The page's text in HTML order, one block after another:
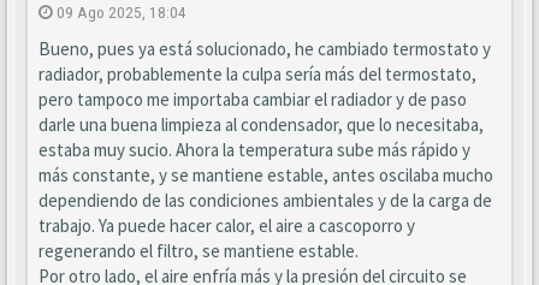
09 Ago 2025, 18:04
Bueno, pues ya está solucionado, he cambiado termostato y
radiador, probablemente la culpa sería más del termostato,
pero tampoco me importaba cambiar el radiador y de paso
darle una buena limpieza al condensador, que lo necesitaba,
estaba muy sucio. Ahora la temperatura sube más rápido y
más constante, y se mantiene estable, antes oscilaba mucho
dependiendo de las condiciones ambientales y de la carga de
trabajo. Ya puede hacer calor, el aire a cascoporro y
regenerando el filtro, se mantiene estable.
Por otro lado, el aire enfría más y la presión del circuito se